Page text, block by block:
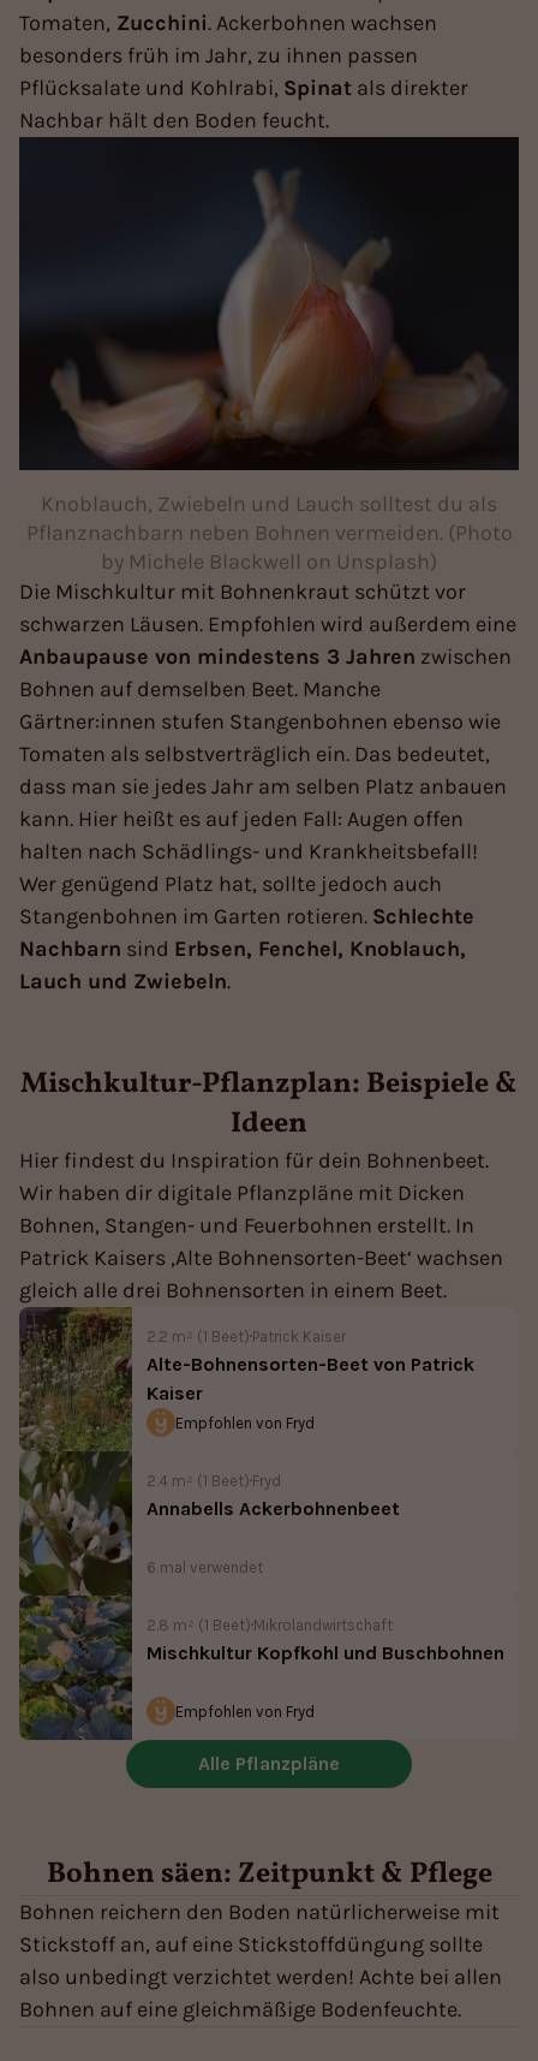
Tomaten, Zucchini. Ackerbohnen wachsen
besonders früh im Jahr, zu ihnen passen
Pflücksalate und Kohlrabi, Spinat als direkter
Nachbar hält den Boden feucht.
Knoblauch, Zwiebeln und Lauch solltest du als
Pflanznachbarn neben Bohnen vermeiden. (Photo
by Michele Blackwell on Unsplash)
Die Mischkultur mit Bohnenkraut schützt vor
schwarzen Läusen. Empfohlen wird außerdem eine
Anbaupause von mindestens 3 Jahren zwischen
Bohnen auf demselben Beet. Manche
Gärtner:innen stufen Stangenbohnen ebenso wie
Tomaten als selbstverträglich ein. Das bedeutet,
dass man sie jedes Jahr am selben Platz anbauen
kann. Hier heißt es auf jeden Fall: Augen offen
halten nach Schädlings- und Krankheitsbefall!
Wer genügend Platz hat, sollte jedoch auch
Stangenbohnen im Garten rotieren. Schlechte
Nachbarn sind Erbsen, Fenchel, Knoblauch,
Lauch und Zwiebeln.
Mischkultur-Pflanzplan: Beispiele &
Ideen
Hier findest du Inspiration für dein Bohnenbeet.
Wir haben dir digitale Pflanzpläne mit Dicken
Bohnen, Stangen- und Feuerbohnen erstellt. In
Patrick Kaisers ,Alte Bohnensorten-Beet‘ wachsen
gleich alle drei Bohnensorten in einem Beet.
Bohnen säen: Zeitpunkt & Pflege
Bohnen reichern den Boden natürlicherweise mit
Stickstoff an, auf eine Stickstoffdüngung sollte
also unbedingt verzichtet werden! Achte bei allen
Bohnen auf eine gleichmäßige Bodenfeuchte.